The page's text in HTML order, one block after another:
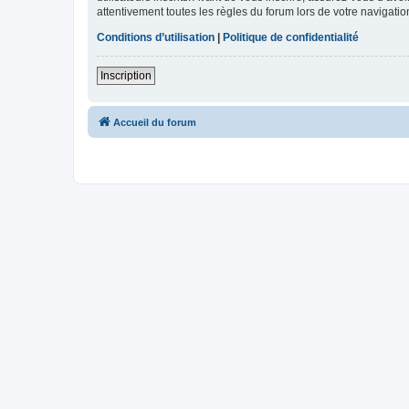
attentivement toutes les règles du forum lors de votre
Conditions d’utilisation | Politique de confidentialité
Inscription
Accueil du forum